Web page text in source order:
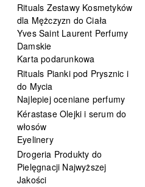
Rituals Zestawy Kosmetyków
dla Mężczyzn do Ciała
Yves Saint Laurent Perfumy
Damskie
Karta podarunkowa
Rituals Pianki pod Prysznic i
do Mycia
Najlepiej oceniane perfumy
Kérastase Olejki i serum do
włosów
Eyelinery
Drogeria Produkty do
Pielęgnacji Najwyższej
Jakości